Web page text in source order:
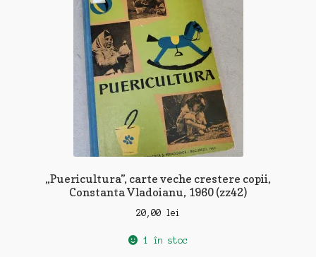
„Puericultura”, carte veche crestere copii,
Constanta Vladoianu, 1960 (zz42)
20,00 lei
1 în stoc